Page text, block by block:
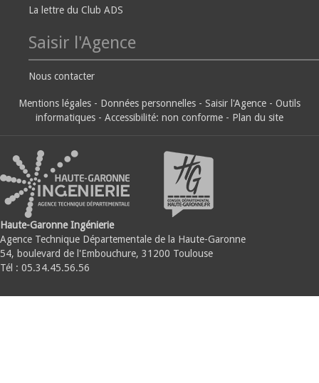
La lettre du Club ADS
Saisir l'Agence
Nous contacter
Mentions légales - Données personnelles - Saisir l'Agence - Outils
informatiques - Accessibilité: non conforme - Plan du site
Haute-Garonne Ingénierie
Agence Technique Départementale de la Haute-Garonne
54, boulevard de l'Embouchure, 31200 Toulouse
Tél : 05.34.45.56.56